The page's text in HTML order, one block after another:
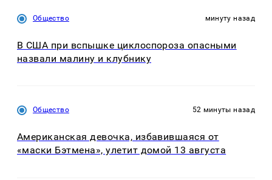
Общество минуту назад
В США при вспышке циклоспороза опасными
назвали малину и клубнику
Общество 52 минуты назад
Американская девочка, избавившаяся от
«маски Бэтмена», улетит домой 13 августа